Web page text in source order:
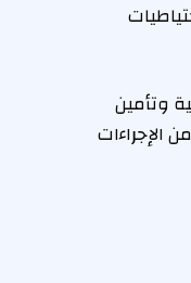
وتأمين
الإجراءات